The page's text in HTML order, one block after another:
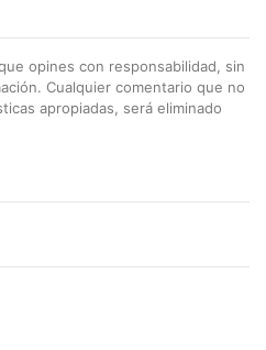
opines con responsabilidad, sin
Cualquier comentario que no
apropiadas, será eliminado